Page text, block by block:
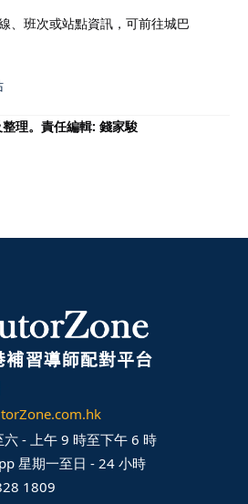
、班次或站點資訊，可前往城巴
理。責任編輯: 錢家駿
六 - 上午 9 時至下午 6 時
星期一至日 - 24 小時
1809